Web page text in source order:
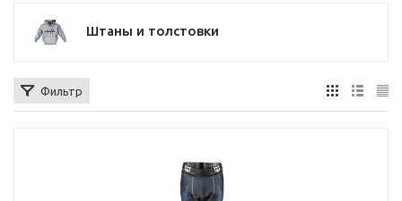
Штаны и толстовки
Фильтр